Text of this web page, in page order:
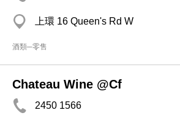
上環 16 Queen's Rd W
酒類─零售
Chateau Wine @Cf
2450 1566